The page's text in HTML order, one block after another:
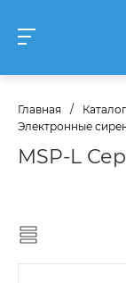
Главная /
Электронные
MSP-L